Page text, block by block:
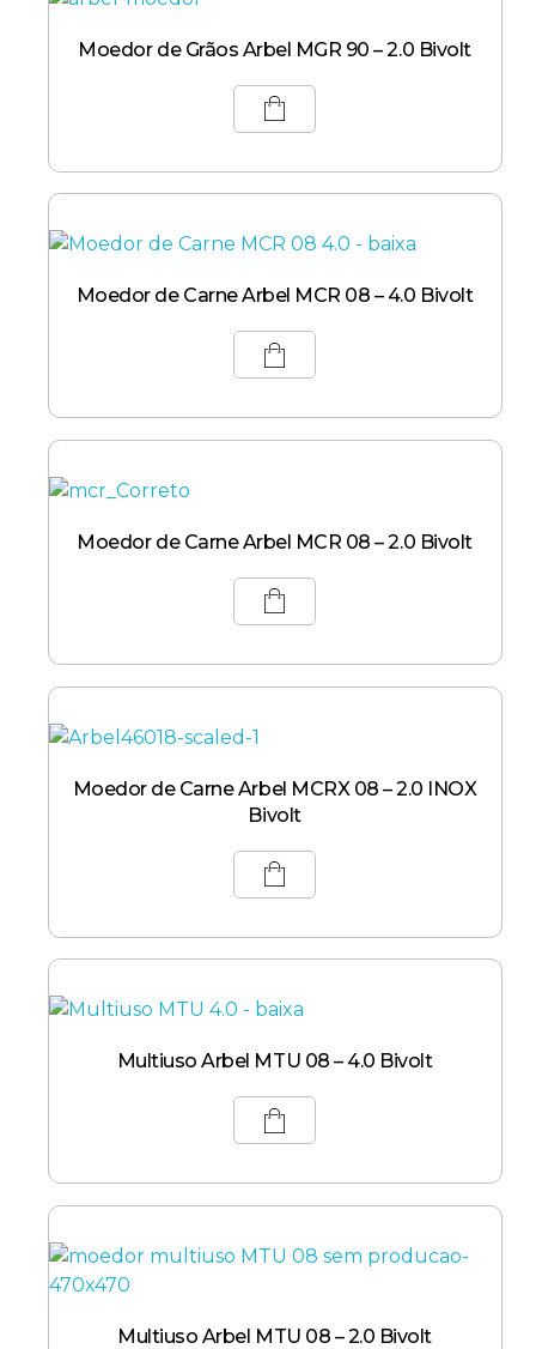
Moedor de Grãos Arbel MGR 90 – 2.0 Bivolt
Moedor de Carne Arbel MCR 08 – 4.0 Bivolt
Moedor de Carne Arbel MCR 08 – 2.0 Bivolt
Moedor de Carne Arbel MCRX 08 – 2.0 INOX
Bivolt
Multiuso Arbel MTU 08 – 4.0 Bivolt
Multiuso Arbel MTU 08 – 2.0 Bivolt